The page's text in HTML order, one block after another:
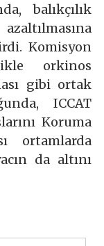
balıkçılık
Komisyon
orkinos
gibi ortak
ICCAT
Koruma
ortamlarda
da altını